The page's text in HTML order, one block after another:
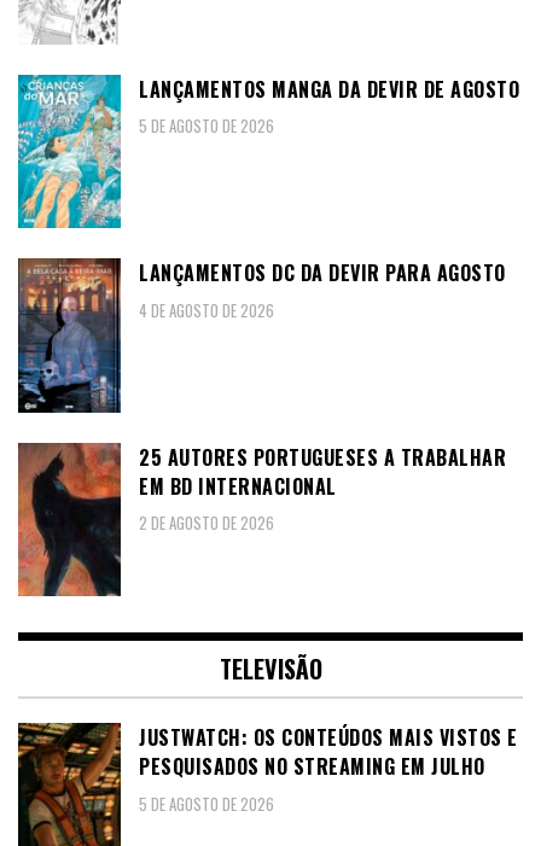
LANÇAMENTOS MANGA DA DEVIR DE AGOSTO
5 DE AGOSTO DE 2026
LANÇAMENTOS DC DA DEVIR PARA AGOSTO
4 DE AGOSTO DE 2026
25 AUTORES PORTUGUESES A TRABALHAR
EM BD INTERNACIONAL
2 DE AGOSTO DE 2026
TELEVISÃO
JUSTWATCH: OS CONTEÚDOS MAIS VISTOS E
PESQUISADOS NO STREAMING EM JULHO
5 DE AGOSTO DE 2026